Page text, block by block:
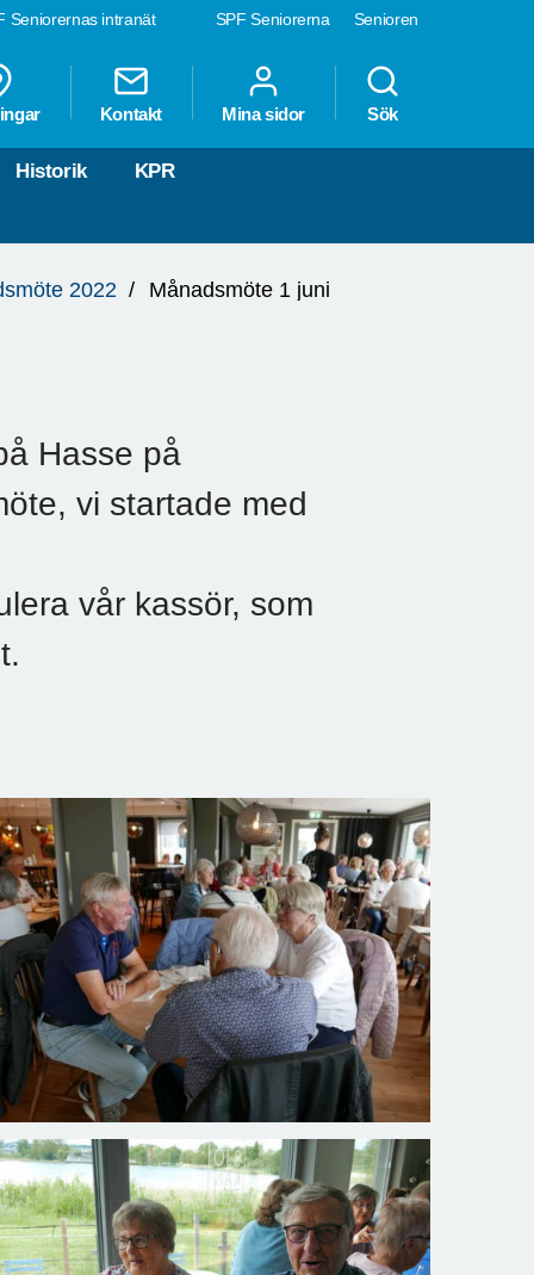
SPF Seniorerna Senioren
Seniorernas intranät
Kontakt Mina sidor Sök
Historik KPR
2022 Månadsmöte 1 juni
Hasse på
vi startade med
vår kassör, som